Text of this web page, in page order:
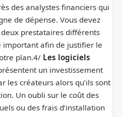
des analystes financiers qui
de dépense. Vous devez
prestataires différents
important afin de justifier le
plan.4/ Les logiciels
un investissement
les créateurs alors qu’ils sont
Un oubli sur le coût des
ou des frais d’installation